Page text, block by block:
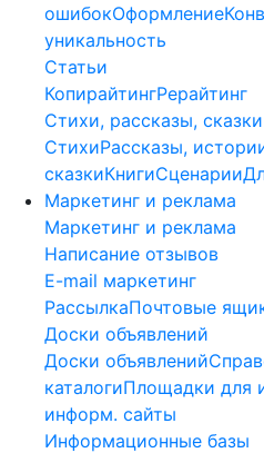
ошибокОформление
уникальность
Статьи
КопирайтингРерайтинг
Стихи, рассказы, сказки
СтихиРассказы,
сказкиКнигиСценарии
Маркетинг и реклама
Маркетинг и реклама
Написание отзывов
E-mail маркетинг
РассылкаПочтовые
Доски объявлений
Доски объявлений
каталогиПлощадки для
информ. сайты
Информационные базы